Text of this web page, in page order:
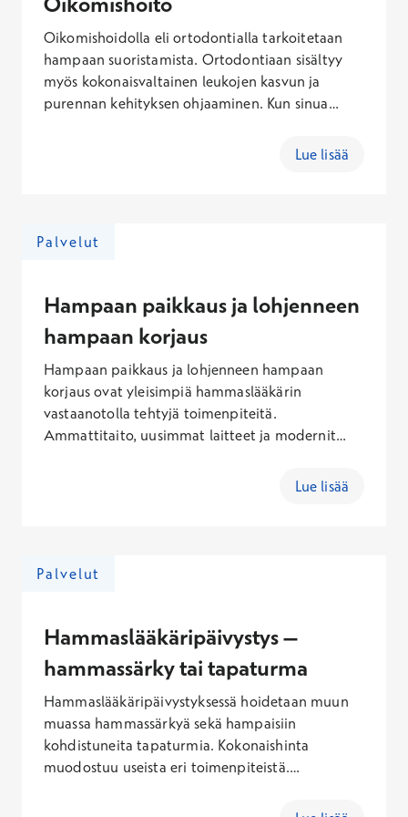
Oikomishoidolla eli ortodontialla tarkoitetaan
hampaan suoristamista. Ortodontiaan sisältyy
myös kokonaisvaltainen leukojen kasvun ja
purennan kehityksen ohjaaminen. Kun sinua
varaa aika oikomishoidon erikoishammaslääkärin
Arviointikäynnin kokonaishinta
(arkisin), 155,60 – 432,10 € (lauantaisin), 180,10 –
514,10 € (sunnuntaisin). Mahdolliset
röntgentutkimukset laskutetaan erikseen
hinnaston mukaisesti.
Lue lisää
Palvelut
Hampaan paikkaus ja lohjenneen
hampaan korjaus
Hampaan paikkaus ja lohjenneen hampaan
korjaus ovat yleisimpiä hammaslääkärin
vastaanotolla tehtyjä toimenpiteitä.
Ammattitaito, uusimmat laitteet ja modernit
yksilöllisen lopputuloksen. Paikkaushoidon
käynti- ja Kanta-maksun on keskimäärin 115,60–
Lue lisää
Palvelut
Hammaslääkäripäivystys –
hammassärky tai tapaturma
Hammaslääkäripäivystyksessä hoidetaan muun
muassa hammassärkyä sekä hampaisiin
kohdistuneita tapaturmia. Kokonaishinta
muodostuu useista eri toimenpiteistä.
päivystyksessä sisältäen käynti- ja Kanta-maksun